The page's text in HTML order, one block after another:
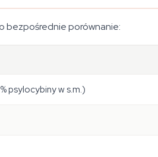
bezpośrednie porównanie:
psylocybiny w s.m.)